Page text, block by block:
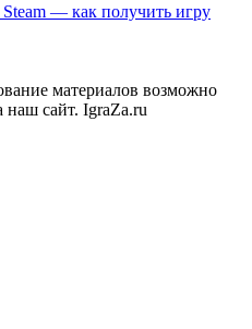
— как получить игру
материалов возможно
наш сайт. IgraZa.ru